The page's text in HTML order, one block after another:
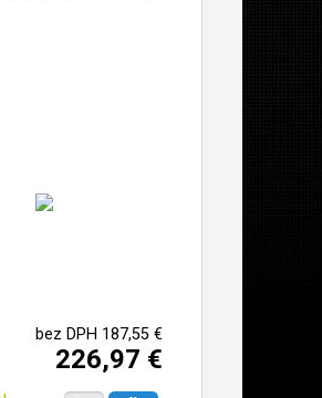
bez DPH 187,55 €
226,97 €